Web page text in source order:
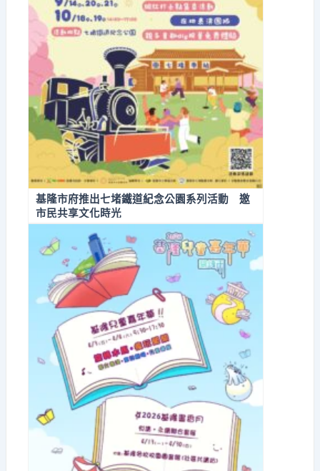
基隆市府推出七堵鐵道紀念公園系列活動 邀
市民共享文化時光